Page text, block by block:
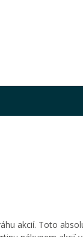
akcií. Toto